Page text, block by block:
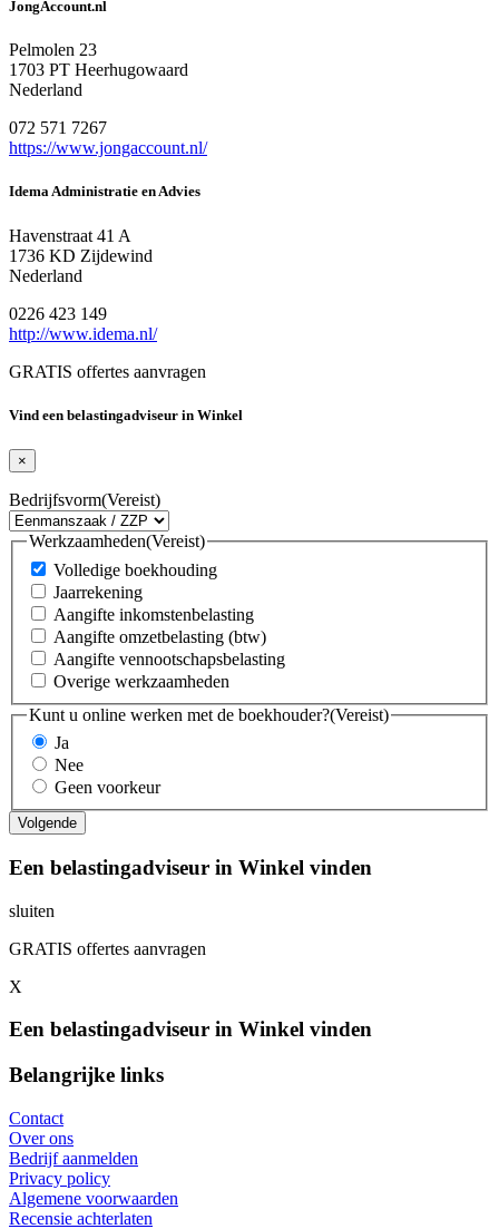
JongAccount.nl
Pelmolen 23
1703 PT Heerhugowaard
Nederland
072 571 7267
https://www.jongaccount.nl/
Idema Administratie en Advies
Havenstraat 41 A
1736 KD Zijdewind
Nederland
0226 423 149
http://www.idema.nl/
GRATIS offertes aanvragen
Vind een belastingadviseur in Winkel
×
Bedrijfsvorm(Vereist)
Werkzaamheden(Vereist)
Volledige boekhouding
Jaarrekening
Aangifte inkomstenbelasting
Aangifte omzetbelasting (btw)
Aangifte vennootschapsbelasting
Overige werkzaamheden
Kunt u online werken met de boekhouder?(Vereist)
Ja
Nee
Geen voorkeur
Een belastingadviseur in Winkel vinden
sluiten
GRATIS offertes aanvragen
X
Een belastingadviseur in Winkel vinden
Belangrijke links
Contact
Over ons
Bedrijf aanmelden
Privacy policy
Algemene voorwaarden
Recensie achterlaten